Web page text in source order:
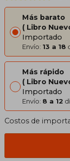
Más barato
Libro
Importado
Envío: 13 a 18
Más rápido
Libro
Importado
Envío: 8 a 12
Costos de